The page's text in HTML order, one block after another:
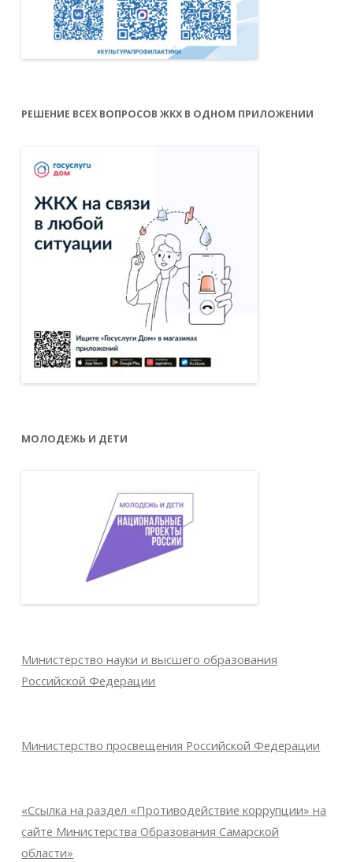
РЕШЕНИЕ ВСЕХ ВОПРОСОВ ЖКХ В ОДНОМ ПРИЛОЖЕНИИ
МОЛОДЕЖЬ И ДЕТИ
Министерство науки и высшего образования
Российской Федерации
Министерство просвещения Российской Федерации
«Ссылка на раздел «Противодействие коррупции» на
сайте Министерства Образования Самарской
области»